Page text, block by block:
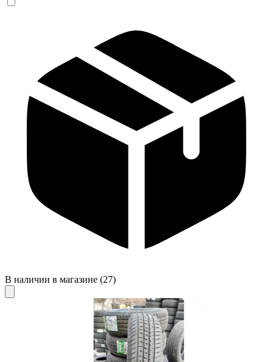
В наличии в магазине (27)